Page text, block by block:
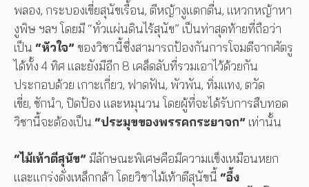
พลอง, กระบองเขี่ยสุนัขเรื้อน, ตีหญ้างูแตกตื่น, แหวกหญ้าหา
งูพิษ ฯลฯ โดยมี “ทั่วแผ่นดินไร้สุนัข” เป็นท่าสุดท้ายที่ถือว่า
เป็น “หัวใจ” ของวิชานี้ซึ่งสามารถป้องกันการโจมตีจากศัตรู
ได้ทั้ง 4 ทิศ และยังมีอีก 8 เคล็ดลับที่รวมเอาไว้ด้วยกัน
ประกอบด้วย เกาะเกี่ยว, ฟาดฟัน, พัวพัน, ทิ่มแทง, ตวัด
เขี่ย, ชักนำ, ปิดป้อง และหมุนวน โดยผู้ที่จะได้รับการสืบทอด
วิชานี้จะต้องเป็น “ประมุขของพรรคกระยาจก” เท่านั้น
“ไม้เท้าตีสุนัข” มีลักษณะพิเศษคือมีความแข็งเหมือนหยก
และแกร่งดั่งเหล็กกล้า โดยวิชาไม้เท้าตีสุนัขนี้ “อึ้ง